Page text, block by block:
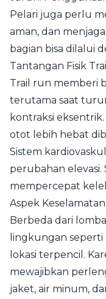
Pelari juga perlu
aman, dan
bagian bisa dilalui
Tantangan Fisik
Trail run memberi
terutama saat
kontraksi
otot lebih hebat
Sistem
perubahan
mempercepat
Aspek Keselamatan
Berbeda dari
lingkungan seperti
lokasi terpencil.
mewajibkan
jaket, air minum,